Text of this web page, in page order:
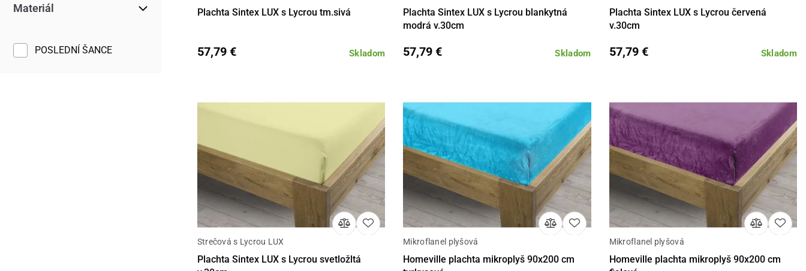
Materiál
POSLEDNÍ ŠANCE
Plachta Sintex LUX s Lycrou tm.sivá
Skladom
57,79 €
Plachta Sintex LUX s Lycrou blankytná
modrá v.30cm
Skladom
57,79 €
Plachta Sintex LUX s Lycrou červená
v.30cm
Skladom
57,79 €
Strečová s Lycrou LUX
Plachta Sintex LUX s Lycrou svetložltá
Mikroflanel plyšová
Homeville plachta mikroplyš 90x200 cm
Mikroflanel plyšová
Homeville plachta mikroplyš 90x200 cm